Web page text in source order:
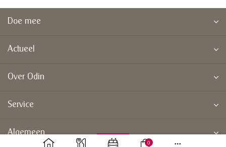
Doe mee
Actueel
Over Odin
Service
Algemeen
0